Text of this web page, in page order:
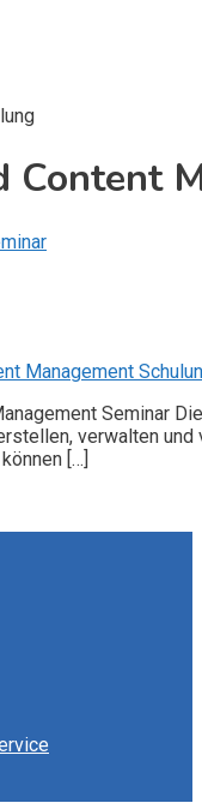
Content
Management
Seminar
verwalten
[…]